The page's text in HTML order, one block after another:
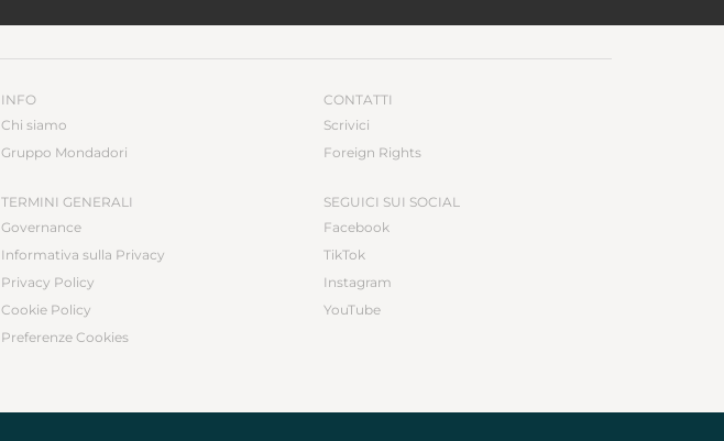
INFO
Chi siamo
Gruppo Mondadori
TERMINI GENERALI
Governance
Informativa sulla Privacy
Privacy Policy
Cookie Policy
Preferenze Cookies
CONTATTI
Scrivici
Foreign Rights
SEGUICI SUI SOCIAL
Facebook
TikTok
Instagram
YouTube